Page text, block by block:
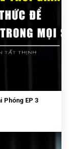
Phóng EP 3